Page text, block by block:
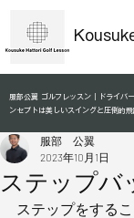
服部公翼 ゴルフレッスン｜ドライバ
ンセプトは美しいスイングと圧倒的
ステップバ
服部 公翼
2023年10月1日
ステップをする